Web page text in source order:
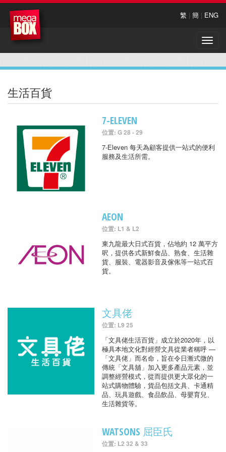
繁 | 簡 | ENG
Toggle
生活百貨
7-ELEVEN
位置: G 28 - 29
7-Eleven 每天為顧客提供一站式的便利
服務及生活所需。
AEON
位置: L1 & L2
東九龍最大日式百貨，佔地約 12 萬平方
呎，提供各式新鮮食品、熟食、生活雜
貨、服裝、電器影音及傢俬等一站式百
貨。
文具佬
位置: L9 25
「文具佬生活百貨」成立於2020年，以
極具本地文化對經營文具從業者稱呼 —
「文具佬」而名命，旨在令日漸式微的
傳統「文具舖」加入更多產品元素，並
調整經營模式，從而提供更大眾化的一
站式購物體驗，貨品包括文具、卡通精
品、玩具遊戲、食品飲品、母嬰育兒、
生活雜貨等。
WATSONS 屈臣氏
位置: L2 32 & 33